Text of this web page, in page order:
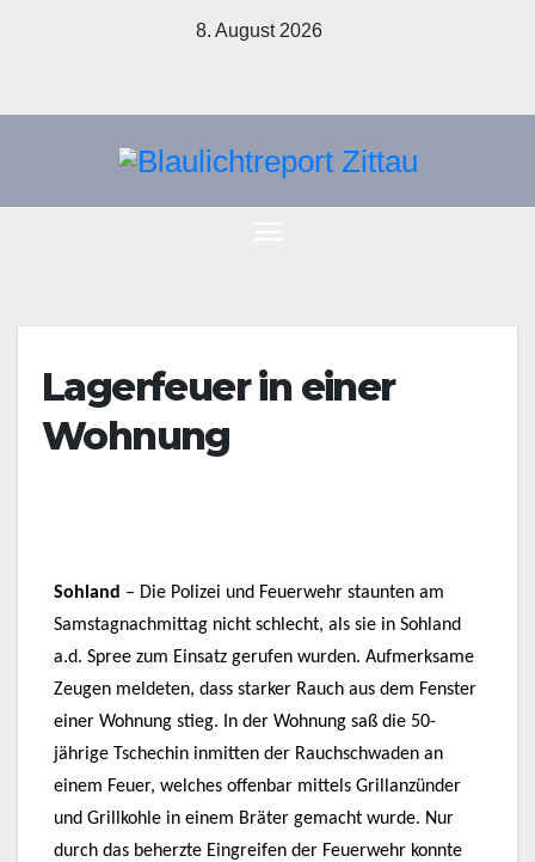
8. August 2026
Lagerfeuer in einer
Wohnung
Sohland – Die Polizei und Feuerwehr staunten am
Samstagnachmittag nicht schlecht, als sie in Sohland
a.d. Spree zum Einsatz gerufen wurden. Aufmerksame
Zeugen meldeten, dass starker Rauch aus dem Fenster
einer Wohnung stieg. In der Wohnung saß die 50-
jährige Tschechin inmitten der Rauchschwaden an
einem Feuer, welches offenbar mittels Grillanzünder
und Grillkohle in einem Bräter gemacht wurde. Nur
durch das beherzte Eingreifen der Feuerwehr konnte